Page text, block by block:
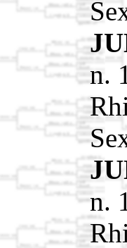
n.
n.